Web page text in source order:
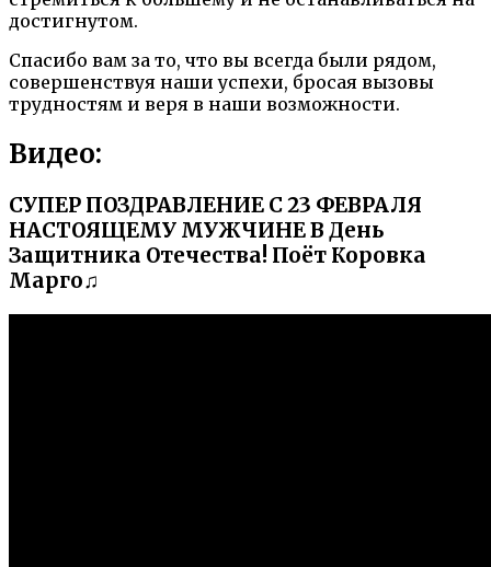
достигнутом.
Спасибо вам за то, что вы всегда были рядом,
совершенствуя наши успехи, бросая вызовы
трудностям и веря в наши возможности.
Видео:
СУПЕР ПОЗДРАВЛЕНИЕ С 23 ФЕВРАЛЯ
НАСТОЯЩЕМУ МУЖЧИНЕ В День
Защитника Отечества! Поёт Коровка
Марго♫